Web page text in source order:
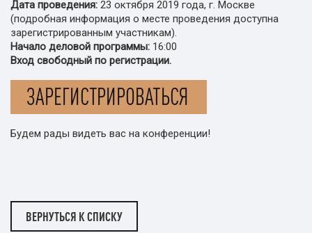
Дата проведения: 23 октября 2019 года, г. Москве
(подробная информация о месте проведения доступна
зарегистрированным участникам).
Начало деловой программы: 16:00
Вход свободный по регистрации.
Будем рады видеть вас на конференции!
ВЕРНУТЬСЯ К СПИСКУ